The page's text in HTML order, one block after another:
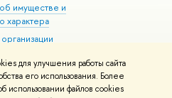
для улучшения работы сайта
его использования. Более
использовании файлов cookies
имуществе и
характера
здоровья